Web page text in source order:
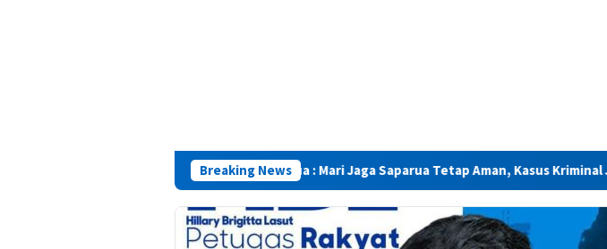
Breaking News
Camat Saparua : Mari Jaga Saparua Tetap Aman, Kasus Kriminal Jangan Picu Konflik